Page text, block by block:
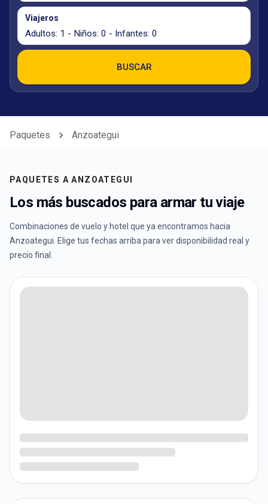
Viajeros
Adultos: 1 - Niños: 0 - Infantes: 0
BUSCAR
Paquetes Anzoategui
PAQUETES AANZOATEGUI
Los más buscados para armar tu viaje
Combinaciones de vuelo y hotel que ya encontramos hacia
Anzoategui . Elige tus fechas arriba para ver disponibilidad real y
precio final.